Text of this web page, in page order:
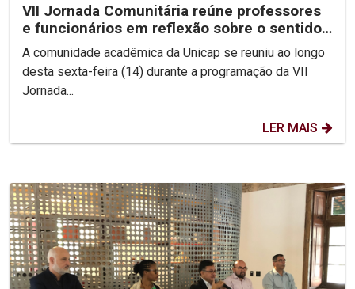
VII Jornada Comunitária reúne professores
e funcionários em reflexão sobre o sentido
da vida
A comunidade acadêmica da Unicap se reuniu ao longo
desta sexta-feira (14) durante a programação da VII
Jornada...
LER MAIS